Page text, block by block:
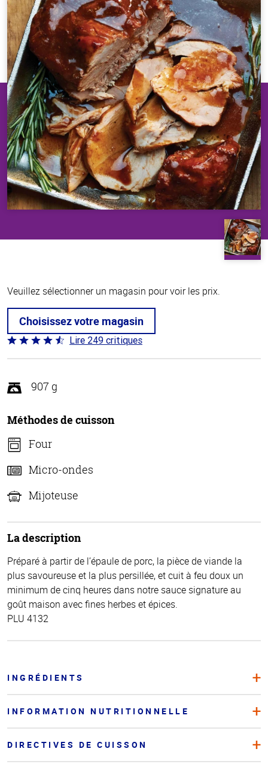
Veuillez sélectionner un magasin pour voir les prix.
Choisissez votre magasin
Coté
4.6 sur
Lire 249 critiques
907 g
Méthodes de cuisson
Four
Micro-ondes
Mijoteuse
La description
Préparé à partir de l’épaule de porc, la pièce de viande la
plus savoureuse et la plus persillée, et cuit à feu doux un
minimum de cinq heures dans notre sauce signature au
goût maison avec fines herbes et épices.
PLU 4132
INGRÉDIENTS
INFORMATION NUTRITIONNELLE
DIRECTIVES DE CUISSON